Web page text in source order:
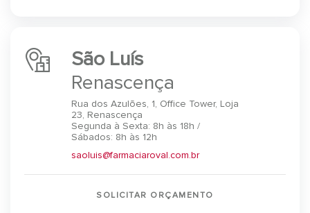
São Luís
Renascença
Rua dos Azulões, 1, Office Tower, Loja
23, Renascença
Segunda à Sexta: 8h às 18h /
Sábados: 8h às 12h
saoluis@farmaciaroval.com.br
SOLICITAR ORÇAMENTO